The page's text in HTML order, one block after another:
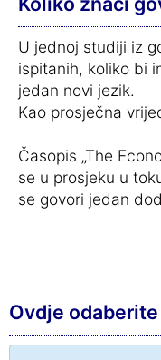
U jednoj studiji iz
ispitanih, koliko bi
jedan novi jezik.
Kao prosječna
Časopis „The
se u prosjeku u
se govori jedan
Ovdje